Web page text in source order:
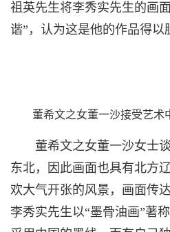
祖英先生将李秀实先生的画
谐”，认为这是他的作品得以
董希文之女董一沙接受艺术
董希文之女董一沙女士
东北，因此画面也具有北方
欢大气开张的风景，画面传
李秀实先生以“墨骨油画”著